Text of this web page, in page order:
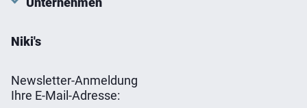
Niki's
Newsletter-Anmeldung
Ihre E-Mail-Adresse: